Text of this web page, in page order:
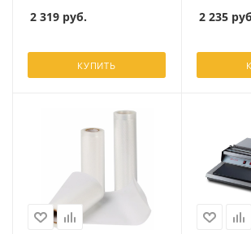
2 319 руб.
КУПИТЬ
2 235